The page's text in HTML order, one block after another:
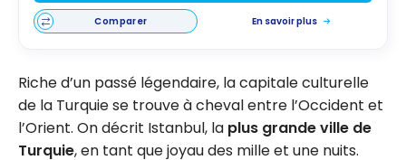
Comparer En savoir plus
Riche d’un passé légendaire, la capitale culturelle
de la Turquie se trouve à cheval entre l’Occident et
l’Orient. On décrit Istanbul, la plus grande ville de
Turquie, en tant que joyau des mille et une nuits.